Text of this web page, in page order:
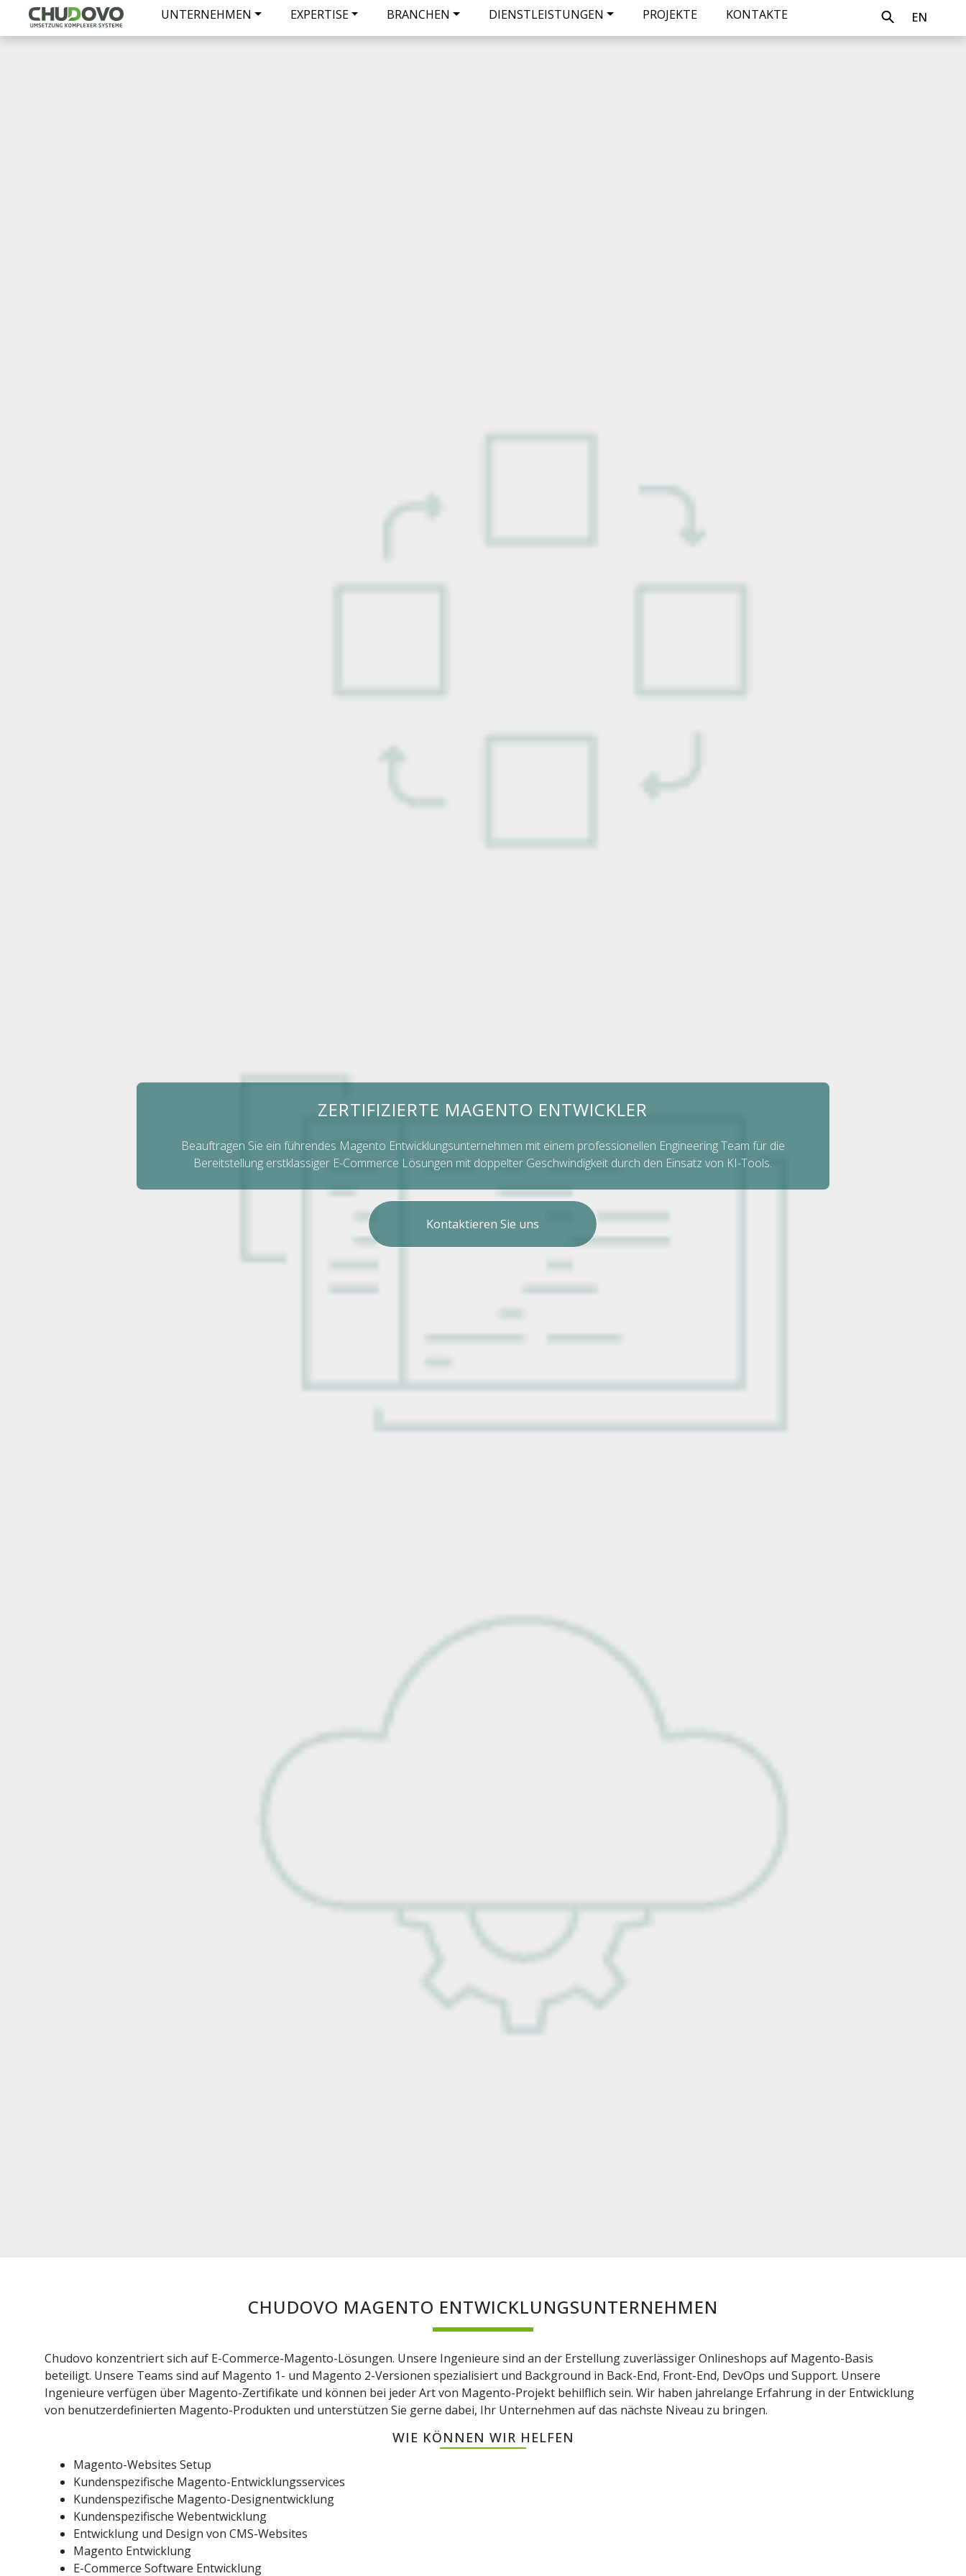
UNTERNEHMEN EXPERTISE BRANCHEN DIENSTLEISTUNGEN PROJEKTE KONTAKTE EN
ZERTIFIZIERTE MAGENTO ENTWICKLER
Beauftragen Sie ein führendes Magento Entwicklungsunternehmen mit einem professionellen Engineering Team für die
Bereitstellung erstklassiger E-Commerce Lösungen mit doppelter Geschwindigkeit durch den Einsatz von KI-Tools.
Kontaktieren Sie uns
CHUDOVO MAGENTO ENTWICKLUNGSUNTERNEHMEN
Chudovo konzentriert sich auf E-Commerce-Magento-Lösungen. Unsere Ingenieure sind an der Erstellung zuverlässiger Onlineshops auf Magento-Basis
beteiligt. Unsere Teams sind auf Magento 1- und Magento 2-Versionen spezialisiert und Background in Back-End, Front-End, DevOps und Support. Unsere
Ingenieure verfügen über Magento-Zertifikate und können bei jeder Art von Magento-Projekt behilflich sein. Wir haben jahrelange Erfahrung in der Entwicklung
von benutzerdefinierten Magento-Produkten und unterstützen Sie gerne dabei, Ihr Unternehmen auf das nächste Niveau zu bringen.
WIE KÖNNEN WIR HELFEN
Magento-Websites Setup
Kundenspezifische Magento-Entwicklungsservices
Kundenspezifische Magento-Designentwicklung
Kundenspezifische Webentwicklung
Entwicklung und Design von CMS-Websites
Magento Entwicklung
E-Commerce Software Entwicklung